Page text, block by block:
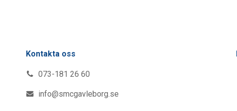
Kontakta oss
073-181 26 60
info@smcgavleborg.se